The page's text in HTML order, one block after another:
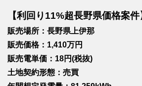
【利回り11%超長野県価格案件
販売場所：長野県上伊那
販売価格：1,410万円
販売電単価：18円(税抜)
土地契約形態：売買